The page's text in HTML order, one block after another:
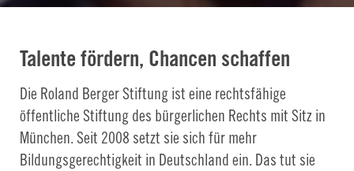
Talente fördern, Chancen schaffen
Die Roland Berger Stiftung ist eine rechtsfähige
öffentliche Stiftung des bürgerlichen Rechts mit Sitz in
München. Seit 2008 setzt sie sich für mehr
Bildungsgerechtigkeit in Deutschland ein. Das tut sie